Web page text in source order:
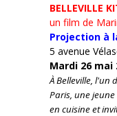
BELLEVILLE
un film de
Projection à
5 avenue
Mardi 26 mai
À Belleville, l'un
Paris, une
en cuisine et